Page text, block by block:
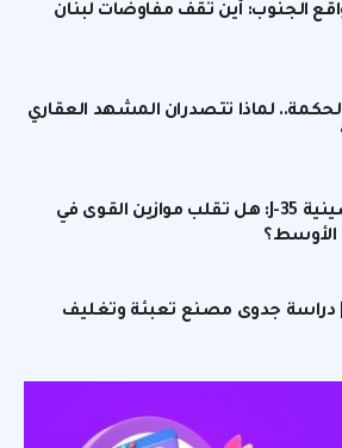
الجنوب: أين تقف مفاوضات لبنان
لماذا تتصدران المشهد العقاري
المقاتلة الشبحية الصينية J-35: هل تقلب موازين القوى في
الأوسط؟
جدوى مصنع تعبئة وتغليف